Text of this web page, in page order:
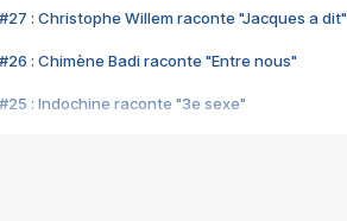
#27 : Christophe Willem raconte "Jacques a dit"
#26 : Chimène Badi raconte "Entre nous"
#25 : Indochine raconte "3e sexe"